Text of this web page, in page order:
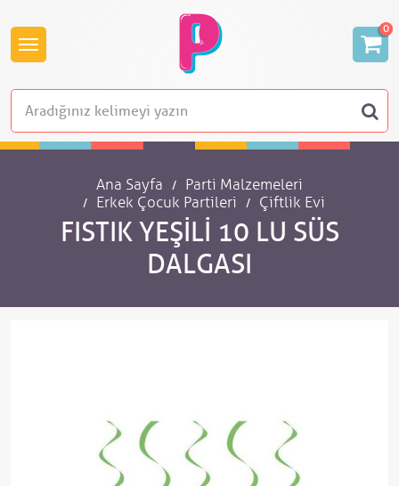
0
Ana Sayfa
Parti Malzemeleri
Erkek Çocuk Partileri
Çiftlik Evi
FISTIK YEŞILI 10 LU SÜS
DALGASI